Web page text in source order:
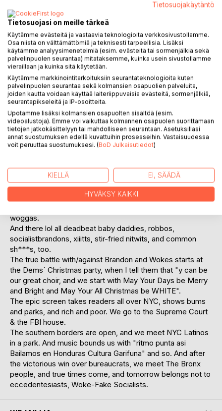
Chaos is on the move, and the Golden Ratio shows its
crypto signals. Victoria & I have our Courtly Luv Kiss, Leo
(the dog) stays on my shoulder, Cliv, Frank ... mercenaries,
gangs, and bankers pray and sing.
The story starts when there was optimism at a TSA job fair
in Flushing. And then arrive United Blood Nation boyz, 1-8
Trey (183) Gangstas (aka Diamond Gee, Donald Gee),
Gangsta Miller Bloods, Nine Trey Gangstas (NTG) boyz
Billy BadAss, M.O.N., and so. You know, Dominicans don´t
play stuff. Omicron conquers the air after Delta. Well, Biden
is happy, the Dems are happy, illegal immigrants and gangs
and drug dealers are happy, but you know what, AOC & her
set and the bunch of the Dems may be happy, too, but
NYC approves now hundreds of thousands of illegal acts
trappers, hoes, pimps and Amor del Rey, justice to the
people, power to the Kings.
Big fights with gangs, destroying their lab, hearing too
much broken Spanish. There are 4 e-thugz who think that
woggas.
And there lol all deadbeat baby daddies, robbos,
socialistbrandons, xiiitts, stir-fried nitwits, and common
sh***s, too.
The true battle with/against Brandon and Wokes starts at
the Dems´ Christmas party, when I tell them that "y can be
our great choir, and we start with May Your Days be Merry
and Bright and May Your All Christmas be WHITE".
The epic screen takes readers all over NYC, shows bums
and parks, and rich and poor. We go to the Supreme Court
& the FBI house.
The southern borders are open, and we meet NYC Latinos
in a park. And music bounds us with "ritmo punta asi
Bailamos en Honduras Cultura Garifuna" and so. And after
the victorious win over bureaucrats, we meet The Bronx
people, and true times come, and tomorrow belongs not to
eccedentesiasts, Woke-Fake Socialists.
Tietosuojakäytäntö
Tietosuojasi on meille tärkeä
Käytämme evästeitä ja vastaavia teknologioita verkkosivustollamme.
Osa niistä on välttämättömiä ja teknisesti tarpeellisia. Lisäksi
käytämme analyysimenetelmiä (esim. evästeitä tai sormenjälkiä sekä
palvelinpuolen seurantaa) mitataksemme, kuinka usein sivustollamme
vieraillaan ja kuinka sitä käytetään.
Käytämme markkinointitarkoituksiin seurantateknologioita kuten
palvelinpuolen seurantaa sekä kolmansien osapuolien palveluita,
joiden kautta voidaan käyttää laiteriippuvaisia evästeitä, sormenjälkiä,
seurantapikseleitä ja IP-osoitteita.
Upotamme lisäksi kolmansien osapuolten sisältöä (esim.
videoalustoja). Emme voi vaikuttaa kolmannen osapuolen suorittamaan
tietojen jatkokäsittelyyn tai mahdolliseen seurantaan. Asetuksillasi
annat suostumuksen edellä kuvattuihin prosesseihin. Vastaisuudessa
voit peruuttaa suostumuksesi. (BoD Julkaisutiedot)
KIELLÄ EI, SÄÄDÄ
HYVÄKSY KAIKKI